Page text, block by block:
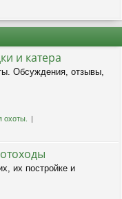
и катера
Обсуждения, отзывы,
охоты.
их постройке и